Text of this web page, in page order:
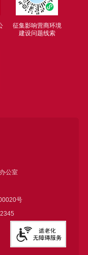
征集影响营商环境
建设问题线索
公室
号